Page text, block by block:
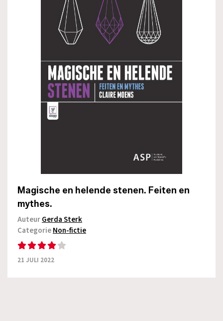
Magische en helende stenen. Feiten en
mythes.
AuteurGerda Sterk
CategorieNon-fictie
21 JULI 2022